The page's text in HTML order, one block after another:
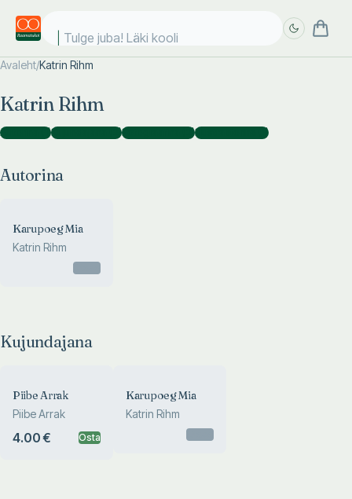
Tulge juba! Läki kooli!
Avaleht/Katrin Rihm
Katrin Rihm
Autorina )Kujundajana )Fotograafina )Illustraatorina )
Autorina
Karupoeg Mia
Katrin Rihm
Kujundajana
Piibe Arrak
Piibe Arrak
4.00 € Osta
Karupoeg Mia
Katrin Rihm